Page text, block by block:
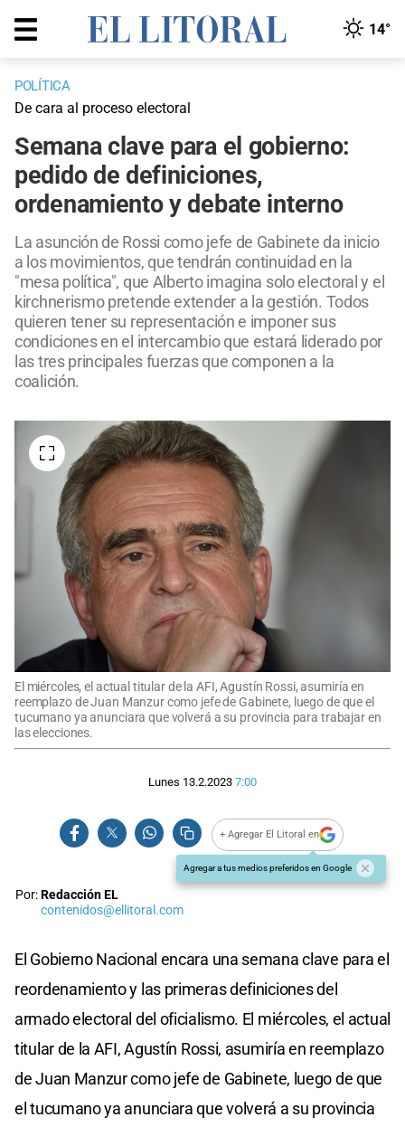
14°
POLÍTICA
De cara al proceso electoral
Semana clave para el gobierno:
pedido de definiciones,
ordenamiento y debate interno
La asunción de Rossi como jefe de Gabinete da inicio
a los movimientos, que tendrán continuidad en la
"mesa política", que Alberto imagina solo electoral y el
kirchnerismo pretende extender a la gestión. Todos
quieren tener su representación e imponer sus
condiciones en el intercambio que estará liderado por
las tres principales fuerzas que componen a la
coalición.
El miércoles, el actual titular de la AFI, Agustín Rossi, asumiría en
reemplazo de Juan Manzur como jefe de Gabinete, luego de que el
tucumano ya anunciara que volverá a su provincia para trabajar en
las elecciones.
Lunes 13.2.2023 7:00
+ Agregar El Litoral en
Agregar a tus medios preferidos en Google
Por:Redacción EL
contenidos@ellitoral.com
El Gobierno Nacional encara una semana clave para el
reordenamiento y las primeras definiciones del
armado electoral del oficialismo. El miércoles, el actual
titular de la AFI, Agustín Rossi, asumiría en reemplazo
de Juan Manzur como jefe de Gabinete, luego de que
el tucumano ya anunciara que volverá a su provincia